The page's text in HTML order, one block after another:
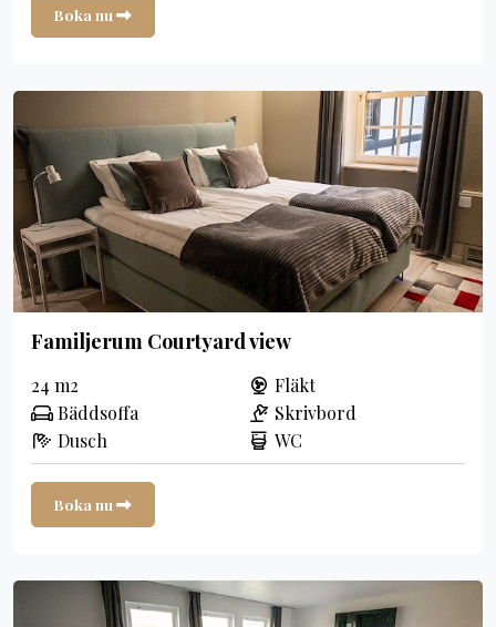
Boka nu
Familjerum Courtyard view
24 m2
Fläkt
Bäddsoffa
Skrivbord
Dusch
WC
Boka nu